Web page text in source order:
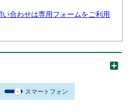
合わせは専用フォームをご利用
スマートフォン